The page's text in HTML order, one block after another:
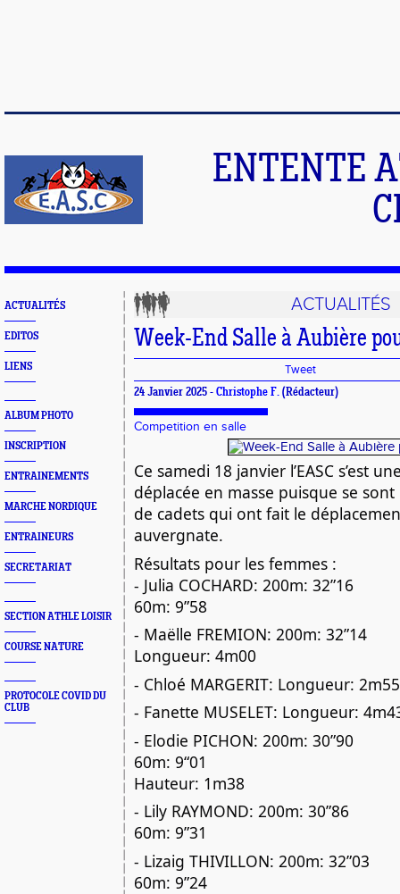
ENTENTE
ACTUALITÉS
EDITOS
LIENS
ALBUM PHOTO
INSCRIPTION
ENTRAINEMENTS
MARCHE NORDIQUE
ENTRAINEURS
SECRETARIAT
SECTION ATHLE LOISIR
COURSE NATURE
PROTOCOLE COVID DU
CLUB
ACTUALITÉS
Week-End Salle à Aubière
Tweet
24 Janvier 2025 - Christophe F. (Rédacteur)
Competition en salle
Ce samedi 18 janvier l’EASC s’est
déplacée en masse puisque se
de cadets qui ont fait le
auvergnate.
Résultats pour les femmes :
- Julia COCHARD: 200m: 32”16
60m: 9”58
- Maëlle FREMION: 200m: 32”14
Longueur: 4m00
- Chloé MARGERIT: Longueur: 2m55
- Fanette MUSELET: Longueur:
- Elodie PICHON: 200m: 30”90
60m: 9“01
Hauteur: 1m38
- Lily RAYMOND: 200m: 30”86
60m: 9”31
- Lizaig THIVILLON: 200m: 32”03
60m: 9”24